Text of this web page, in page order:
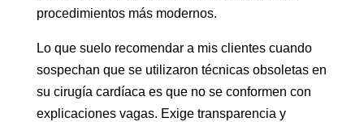
procedimientos más modernos.
Lo que suelo recomendar a mis clientes cuando
sospechan que se utilizaron técnicas obsoletas en
su cirugía cardíaca es que no se conformen con
explicaciones vagas. Exige transparencia y